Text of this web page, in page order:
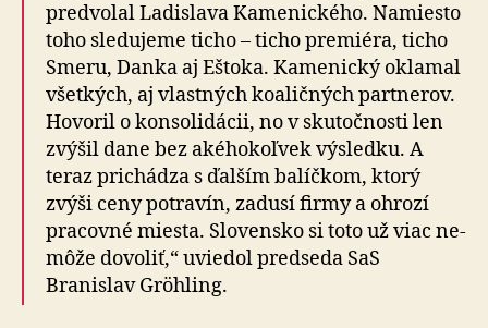
predvolal Ladislava Kamenického. Namiesto
toho sledujeme ticho – ticho premiéra, ticho
Smeru, Danka aj Eštoka. Kamenický oklamal
všetkých, aj vlastných koaličných partnerov.
Hovoril o konsolidácii, no v skutočnosti len
zvýšil dane bez akéhokoľvek výsledku. A
teraz prichádza s ďalším balíčkom, ktorý
zvýši ceny potravín, zadusí firmy a ohrozí
pracovné miesta. Slovensko si toto už viac ne­
mô­že dovoliť,“ uviedol predseda SaS
Branislav Gröhling.